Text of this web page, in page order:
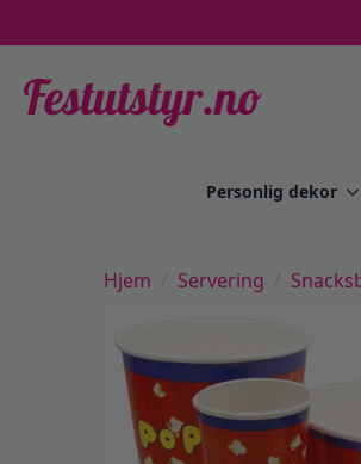
Personlig dekor
Hjem Servering